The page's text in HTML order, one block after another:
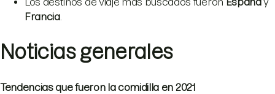
Francia.
Noticias generales
Tendencias que fueron la comidilla en 2021